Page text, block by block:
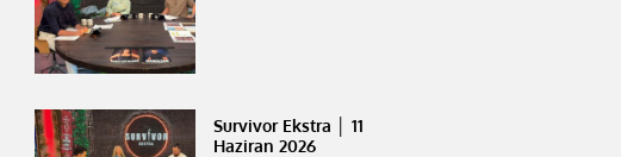
Survivor Ekstra │ 11
Haziran 2026